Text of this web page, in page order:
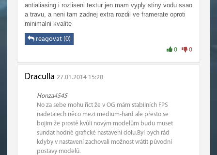
antialiasing i rozliseni textur jen mam vyply stiny vodu ssao
a travu, a neni tam zadnej extra rozdil ve framerate oproti
minimalni kvalite
reagovat (0)
0 0
Draculla 27.01.2014 15:20
Honza4545
No za sebe mohu říct že v OG mám stabilních FPS
nadetaiech něco mezi medium-hard ale přesto se
bojim že prostě kvůli novým modelům budu muset
sundat hodně grafické nastavení dolu.Byl bych rád
kdyby v nastavení zachovali možnost vrátit původní
postavy modelů.